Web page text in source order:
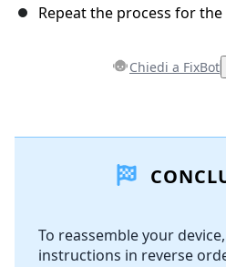
Repeat the process for
Chiedi a FixBot
Aggiungi Commento
To reassemble your
instructions in reverse